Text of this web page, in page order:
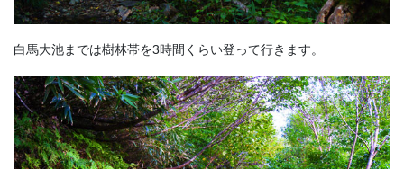
白馬大池までは樹林帯を3時間くらい登って行きます。